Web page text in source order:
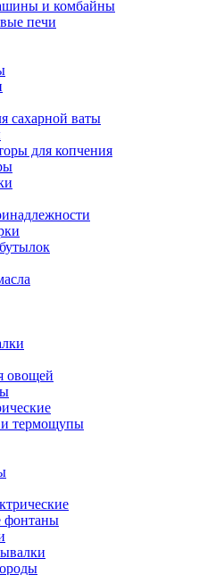
и комбайны
печи
сахарной ваты
для копчения
овощей
термощупы
фонтаны